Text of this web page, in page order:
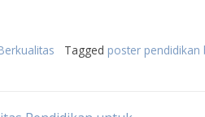
Tagged poster pendidikan